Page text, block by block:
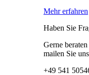
Mehr erfahren
Haben Sie
Gerne
mailen Sie
+49 541